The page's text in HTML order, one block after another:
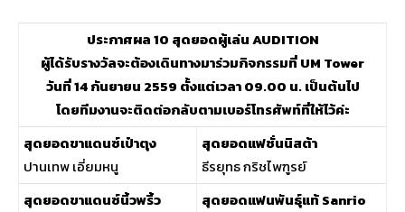
ประกาศผล 10 สุดยอดผู้เล่น AUDITION
ผู้ได้รับรางวัลจะต้องเดินทางมาร่วมกิจกรรมที่ UM Tower
วันที่ 14 กันยายน 2559 ตั้งแต่เวลา 09.00 น. เป็นต้นไป
โดยทีมงานจะติดต่อกลับตามเบอร์โทรศัพท์ที่ให้ไว้ค่ะ
สุดยอดขาแดนซ์เป๋าตุง
ปานเทพ เอี่ยมหนู
สุดยอดแฟชั่นนิสต้า
ธีรยุทธ กริชไพฑูรย์
สุดยอดขาแดนซ์นิ้วพริ้ว
สุดยอดแฟนพันธุ์แท้ Sanrio